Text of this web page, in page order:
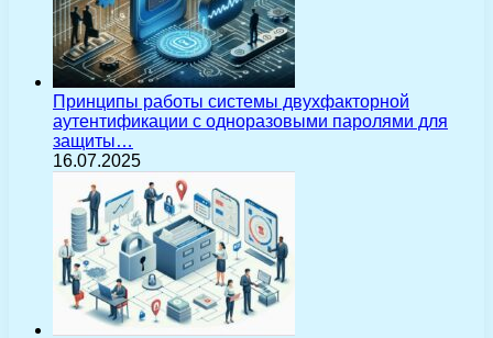
Принципы работы системы двухфакторной
аутентификации с одноразовыми паролями для
защиты…
16.07.2025